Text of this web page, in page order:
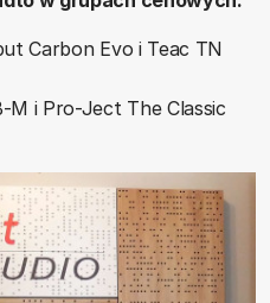
Carbon Evo i Teac TN
M i Pro-Ject The Classic